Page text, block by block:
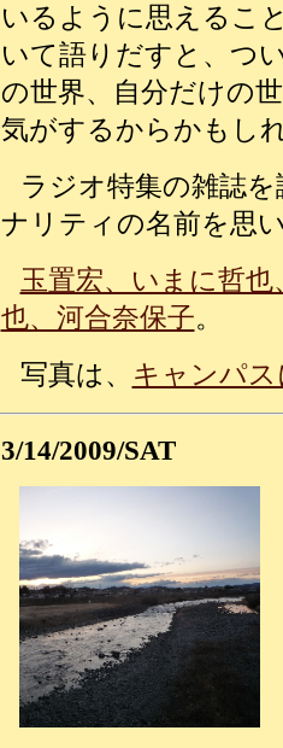
いるように思えるこ
いて語りだすと、つ
の世界、自分だけの
気がするからかもし
ラジオ特集の雑誌
ナリティの名前を思
玉置宏、いまに哲
也、河合奈保子。
写真は、 キャンパ
3/14/2009/SAT